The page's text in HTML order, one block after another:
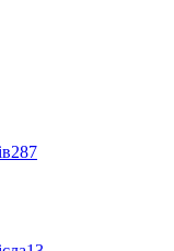
287